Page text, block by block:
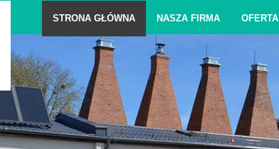
STRONA GŁÓWNA NASZA FIRMA OFERTA